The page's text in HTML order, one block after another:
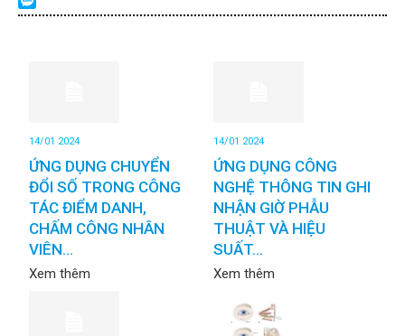
14/01 2024
ỨNG DỤNG CHUYỂN
ĐỔI SỐ TRONG CÔNG
TÁC ĐIỂM DANH,
CHẤM CÔNG NHÂN
VIÊN...
Xem thêm
14/01 2024
ỨNG DỤNG CÔNG
NGHỆ THÔNG TIN GHI
NHẬN GIỜ PHẪU
THUẬT VÀ HIỆU
SUẤT...
Xem thêm